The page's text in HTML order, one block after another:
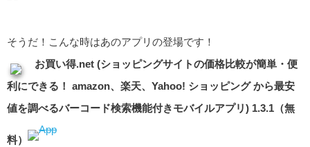
そうだ！こんな時はあのアプリの登場です！
お買い得.net (ショッピングサイトの価格比較が簡単・便
利にできる！ amazon、楽天、Yahoo! ショッピング から最安
値を調べるバーコード検索機能付きモバイルアプリ) 1.3.1（無
料）